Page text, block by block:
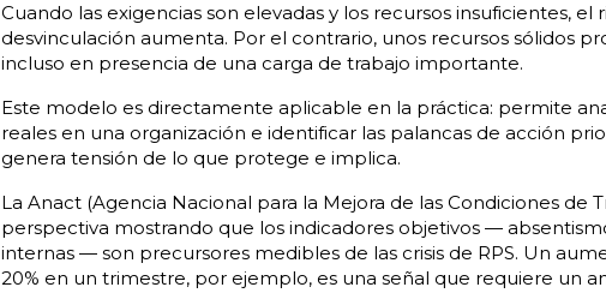
Cuando las exigencias son elevadas y los recursos insuficientes,
desvinculación aumenta. Por el contrario, unos recursos sólidos
incluso en presencia de una carga de trabajo importante.
Este modelo es directamente aplicable en la práctica: permite
reales en una organización e identificar las palancas de acción
genera tensión de lo que protege e implica.
La Anact (Agencia Nacional para la Mejora de las Condiciones de
perspectiva mostrando que los indicadores objetivos —
internas — son precursores medibles de las crisis de RPS. Un
20% en un trimestre, por ejemplo, es una señal que requiere un